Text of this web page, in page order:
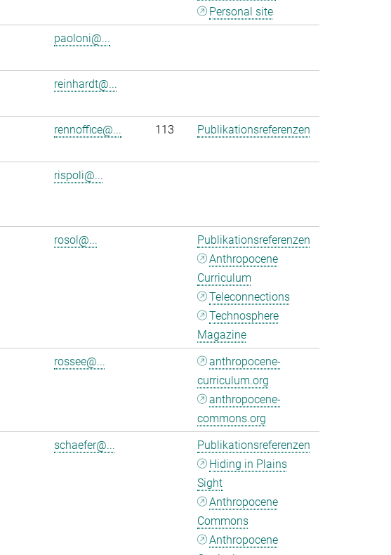
Personal site
paoloni@...
reinhardt@...
rennoffice@... 113 Publikationsreferenzen
rispoli@...
rosol@...
Publikationsreferenzen
Anthropocene
Curriculum
Teleconnections
Technosphere
Magazine
rossee@...
anthropocene-
curriculum.org
anthropocene-
commons.org
schaefer@...
Publikationsreferenzen
Hiding in Plains
Sight
Anthropocene
Commons
Anthropocene